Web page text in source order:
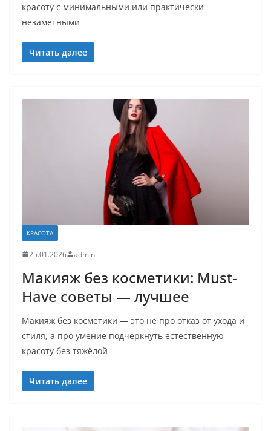
красоту с минимальными или практически
незаметными
Читать далее
КРАСОТА
25.01.2026 admin
Макияж без косметики: Must-
Have советы — лучшее
Макияж без косметики — это не про отказ от ухода и
стиля, а про умение подчеркнуть естественную
красоту без тяжёлой
Читать далее